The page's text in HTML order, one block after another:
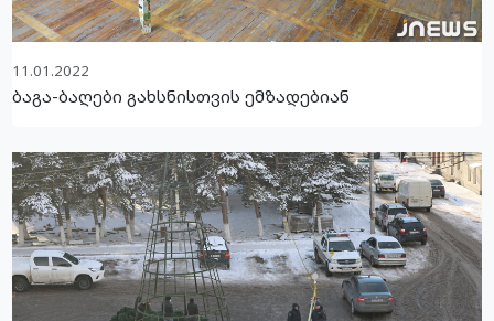
11.01.2022
ბაგა-ბაღები გახსნისთვის ემზადებიან